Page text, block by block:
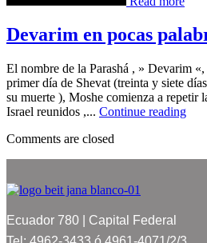
Devarim en pocas
El nombre de la Parashá , » Devarim
primer día de Shevat (treinta y siete
su muerte ), Moshe comienza a repetir
Israel reunidos ,... Continue reading
Comments are closed
Ecuador 780 | Capital Federal